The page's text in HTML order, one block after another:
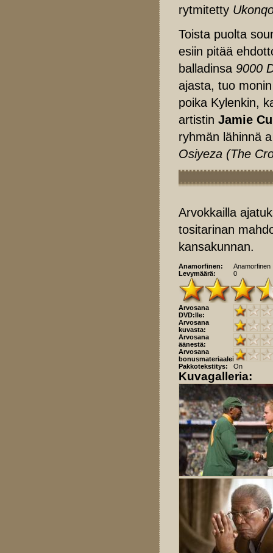
rytmitetty
Toista puolta
esiin pitää
balladinsa 9000
ajasta, tuo
poika Kylenkin,
artistin Jamie
ryhmän lähinnä
Osiyeza (The
Arvokkailla
tositarinan
kansakunnan.
Anamorfinen:
Anamorfinen
Levymäärä:
0
Arvosana
DVD:lle:
Arvosana
kuvasta:
Arvosana
äänestä:
Arvosana
bonusmateriaaleista:
Pakkotekstitys:
On
Kuvagalleria: